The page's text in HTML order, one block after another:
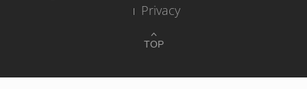
TOP
Privacy